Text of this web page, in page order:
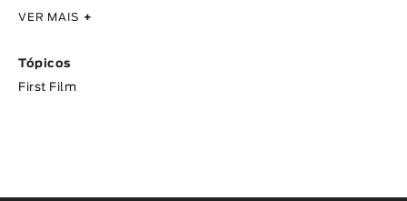
VER MAIS +
Tópicos
First Film